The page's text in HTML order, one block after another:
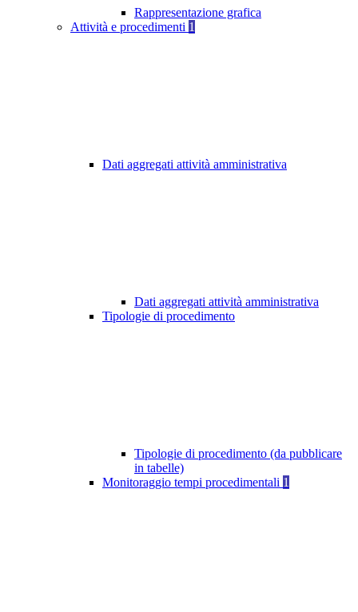
Rappresentazione grafica
Attività e procedimenti 1
Dati aggregati attività amministrativa
Dati aggregati attività amministrativa
Tipologie di procedimento
Tipologie di procedimento (da pubblicare
in tabelle)
Monitoraggio tempi procedimentali 1